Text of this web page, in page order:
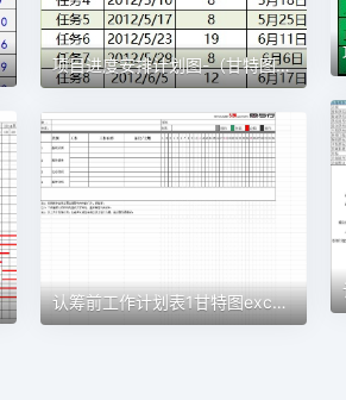
项目进度安排计划图-（甘特图）1甘特图excel模板
认筹前工作计划表1甘特图excel模板